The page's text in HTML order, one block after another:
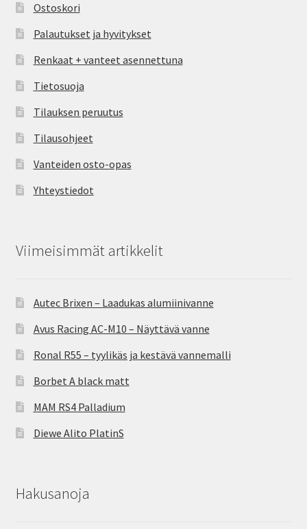
Ostoskori
Palautukset ja hyvitykset
Renkaat + vanteet asennettuna
Tietosuoja
Tilauksen peruutus
Tilausohjeet
Vanteiden osto-opas
Yhteystiedot
Viimeisimmät artikkelit
Autec Brixen – Laadukas alumiinivanne
Avus Racing AC-M10 – Näyttävä vanne
Ronal R55 – tyylikäs ja kestävä vannemalli
Borbet A black matt
MAM RS4 Palladium
Diewe Alito PlatinS
Hakusanoja